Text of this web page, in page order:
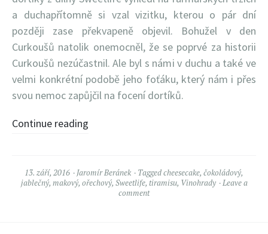
a duchapřítomně si vzal vizitku, kterou o pár dní
později zase překvapeně objevil. Bohužel v den
Curkoušů natolik onemocněl, že se poprvé za historii
Curkoušů nezúčastnil. Ale byl s námi v duchu a také ve
velmi konkrétní podobě jeho foťáku, který nám i přes
svou nemoc zapůjčil na focení dortíků.
Continue reading
13. září, 2016 Jaromír Beránek Taggedcheesecake, čokoládový,
jablečný, makový, ořechový, Sweetlife, tiramisu, Vinohrady
Leave a
comment